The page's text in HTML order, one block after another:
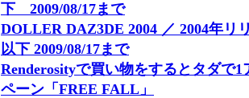
下 2009/08/17まで
DOLLER DAZ3DE 2004 ／ 2004年リ
以下 2009/08/17まで
Renderosityで買い物をするとタダで
ペーン「FREE FALL」